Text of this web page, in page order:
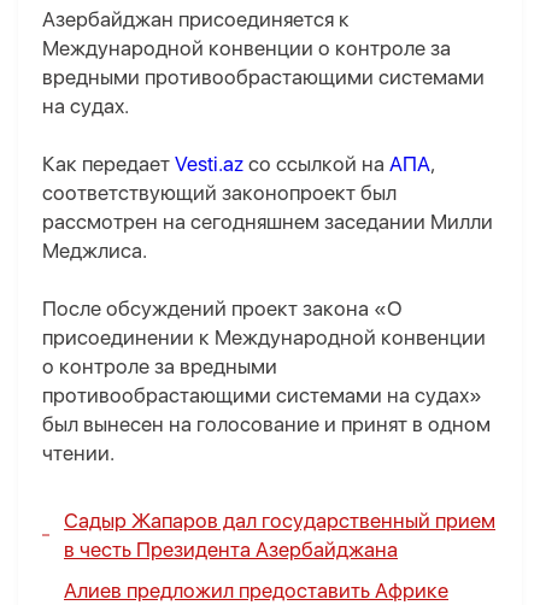
Азербайджан присоединяется к
Международной конвенции о контроле за
вредными противообрастающими системами
на судах.
Как передает Vesti.az со ссылкой на АПА,
соответствующий законопроект был
рассмотрен на сегодняшнем заседании Милли
Меджлиса.
После обсуждений проект закона «О
присоединении к Международной конвенции
о контроле за вредными
противообрастающими системами на судах»
был вынесен на голосование и принят в одном
чтении.
Садыр Жапаров дал государственный прием
в честь Президента Азербайджана
Алиев предложил предоставить Африке